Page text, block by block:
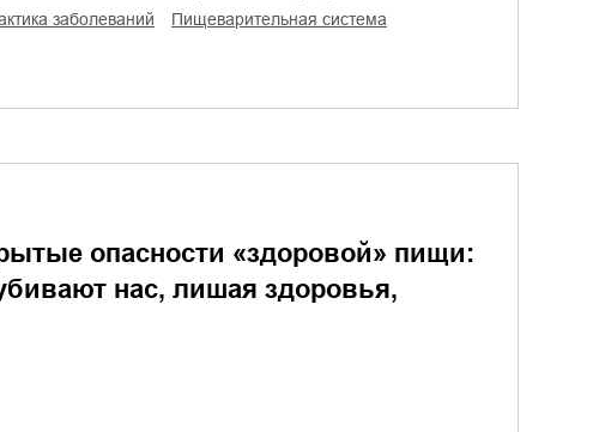
заболеваний
пищеварительная система
опасности «здоровой» пищи:
нас, лишая здоровья,